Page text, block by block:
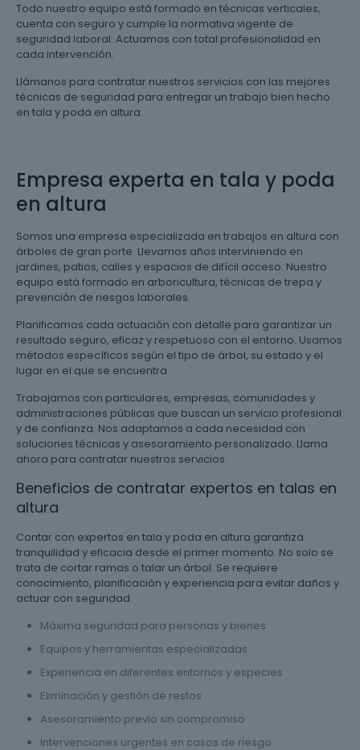
Todo nuestro equipo está formado en técnicas verticales,
cuenta con seguro y cumple la normativa vigente de
seguridad laboral. Actuamos con total profesionalidad en
cada intervención.
Llámanos para contratar nuestros servicios con las mejores
técnicas de seguridad para entregar un trabajo bien hecho
en tala y poda en altura.
Empresa experta en tala y poda
en altura
Somos una empresa especializada en trabajos en altura con
árboles de gran porte. Llevamos años interviniendo en
jardines, patios, calles y espacios de difícil acceso. Nuestro
equipo está formado en arboricultura, técnicas de trepa y
prevención de riesgos laborales.
Planificamos cada actuación con detalle para garantizar un
resultado seguro, eficaz y respetuoso con el entorno. Usamos
métodos específicos según el tipo de árbol, su estado y el
lugar en el que se encuentra.
Trabajamos con particulares, empresas, comunidades y
administraciones públicas que buscan un servicio profesional
y de confianza. Nos adaptamos a cada necesidad con
soluciones técnicas y asesoramiento personalizado. Llama
ahora para contratar nuestros servicios.
Beneficios de contratar expertos en talas en
altura
Contar con expertos en tala y poda en altura garantiza
tranquilidad y eficacia desde el primer momento. No solo se
trata de cortar ramas o talar un árbol. Se requiere
conocimiento, planificación y experiencia para evitar daños y
actuar con seguridad.
Máxima seguridad para personas y bienes
Equipos y herramientas especializadas
Experiencia en diferentes entornos y especies
Eliminación y gestión de restos
Asesoramiento previo sin compromiso
Intervenciones urgentes en casos de riesgo